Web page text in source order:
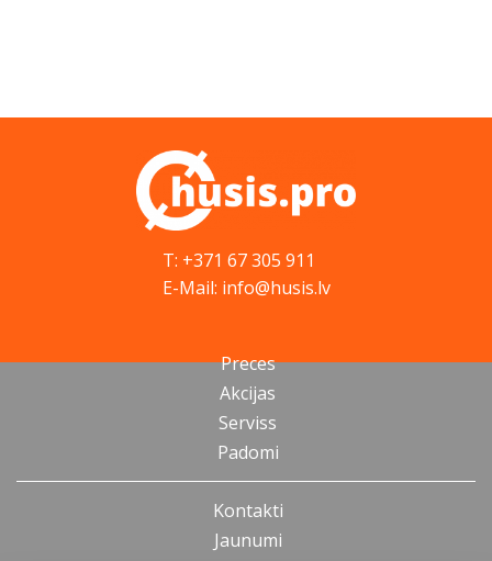
T: +371 67 305 911
E-Mail: info@husis.lv
Preces
Akcijas
Serviss
Padomi
Kontakti
Jaunumi